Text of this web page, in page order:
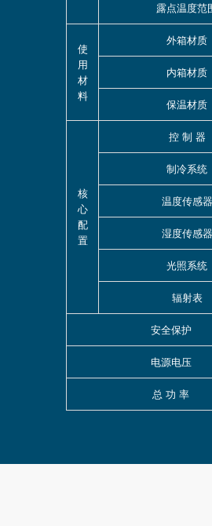
露点温度范
使
用
材
料
外箱材质
内箱材质
保温材质
核
心
配
置
控 制 器
制冷系统
温度传感器
湿度传感器
光照系统
辐射表
安全保护
电源电压
总 功 率